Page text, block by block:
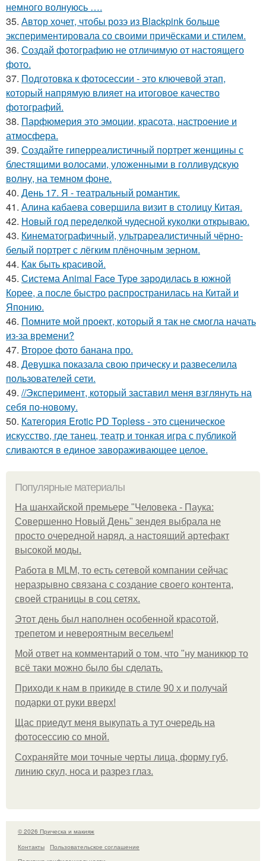
немного волнуюсь ….
35. Автор хочет, чтобы розэ из Blackpink больше
экспериментировала со своими причёсками и стилем.
36. Создай фотографию не отличимую от настоящего
фото.
37. Подготовка к фотосессии - это ключевой этап,
который напрямую влияет на итоговое качество
фотографий.
38. Парфюмерия это эмоции, красота, настроение и
атмосфера.
39. Создайте гиперреалистичный портрет женщины с
блестящими волосами, уложенными в голливудскую
волну, на темном фоне.
40. День 17. Я - театральный романтик.
41. Алина кабаева совершила визит в столицу Китая.
42. Новый год переделкой чудесной куколки открываю.
43. Кинематографичный, ультрареалистичный чёрно-
белый портрет с лёгким плёночным зерном.
44. Как быть красивой.
45. Система Animal Face Type зародилась в южной
Корее, а после быстро распространилась на Китай и
Японию.
46. Помните мой проект, который я так не смогла начать
из-за времени?
47. Второе фото банана про.
48. Девушка показала свою прическу и развеселила
пользователей сети.
49. //Эксперимент, который заставил меня взглянуть на
себя по-новому.
50. Категория Erotic PD Topless - это сценическое
искусство, где танец, театр и тонкая игра с публикой
сливаются в единое завораживающее целое.
Популярные материалы
На шанхайской премьере "Человека - Паука:
Совершенно Новый День" зендея выбрала не
просто очередной наряд, а настоящий артефакт
высокой моды.
Работа в MLM, то есть сетевой компании сейчас
неразрывно связана с создание своего контента,
своей страницы в соц сетях.
Этот день был наполнен особенной красотой,
трепетом и невероятным весельем!
Мой ответ на комментарий о том, что "ну маникюр то
всё таки можно было бы сделать.
Приходи к нам в прикиде в стиле 90 х и получай
подарки от руки вверх!
Щас приедут меня выкупать а тут очередь на
фотосессию со мной.
Сохраняйте мои точные черты лица, форму губ,
линию скул, носа и разрез глаз.
© 2026 Прическа и макияж
Контакты
Пользовательское соглашение